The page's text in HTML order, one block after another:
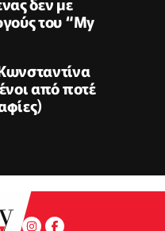
του “My
από ποτέ